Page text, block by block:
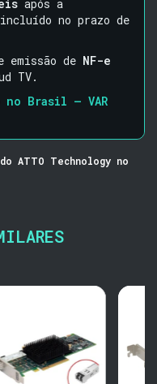
após a
no prazo de
emissão de NF-e
TV.
Brasil — VAR
ATTO Technology no